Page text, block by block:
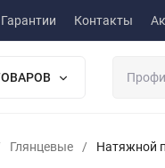
Гарантии Контакты
Глянцевые / Натяжной